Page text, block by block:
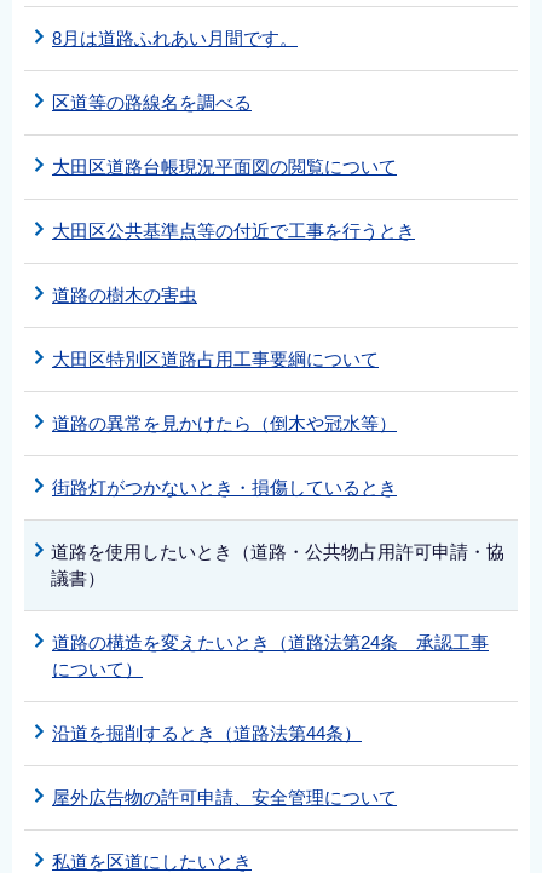
8月は道路ふれあい月間です。
区道等の路線名を調べる
大田区道路台帳現況平面図の閲覧について
大田区公共基準点等の付近で工事を行うとき
道路の樹木の害虫
大田区特別区道路占用工事要綱について
道路の異常を見かけたら（倒木や冠水等）
街路灯がつかないとき・損傷しているとき
道路を使用したいとき（道路・公共物占用許可申請・協
議書）
道路の構造を変えたいとき（道路法第24条 承認工事
について）
沿道を掘削するとき（道路法第44条）
屋外広告物の許可申請、安全管理について
私道を区道にしたいとき